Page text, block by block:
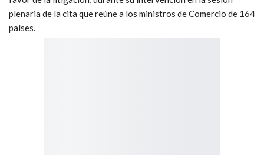
plenaria de la cita que reúne a los ministros de Comercio de 164
países.